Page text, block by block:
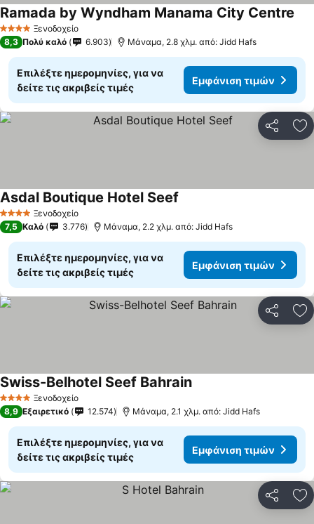
4 ΑστέριαΞενοδοχείο
Ramada by Wyndham Manama City Centre
8,3 Πολύ καλό 6.903 Μάναμα, 2.8 χλμ. από: Jidd Hafs
Επιλέξτε ημερομηνίες, για να
δείτε τις ακριβείς τιμές
Εμφάνιση τιμών
4 ΑστέριαΞενοδοχείο
Asdal Boutique Hotel Seef
7,5 Καλό 3.776 Μάναμα, 2.2 χλμ. από: Jidd Hafs
Επιλέξτε ημερομηνίες, για να
δείτε τις ακριβείς τιμές
Εμφάνιση τιμών
4 ΑστέριαΞενοδοχείο
Swiss-Belhotel Seef BahrainΕμφάνιση τιμών
8,9 Εξαιρετικό 12.574 Μάναμα, 2.1 χλμ. από: Jidd Hafs
Επιλέξτε ημερομηνίες, για να
δείτε τις ακριβείς τιμές
Εμφάνιση τιμών